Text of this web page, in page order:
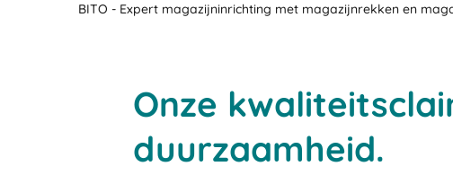
BITO - Expert magazijninrichting met magazijnrekken en
Onze
duurzaamheid.